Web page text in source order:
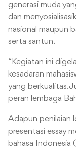
generasi muda
dan
nasional maupun
serta santun.
“Kegiatan ini
kesadaran
yang berkualitas.
peran lembaga
Adapun penilaian
presentasi essay
bahasa Indonesia